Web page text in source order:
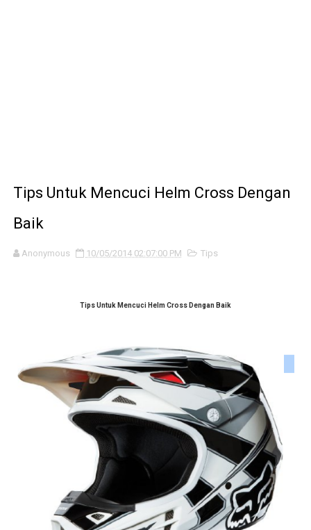
Tips Untuk Mencuci Helm Cross Dengan
Baik
Anonymous 10/05/2014 02:07:00 PM Tips
Tips Untuk Mencuci Helm Cross Dengan Baik